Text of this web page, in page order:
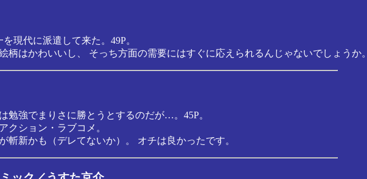
現代に派遣して来た。49P。
はかわいいし、 そっち方面の需要にはすぐに応えられるんじゃないでしょうか。
勉強でまりさに勝とうとするのだが…。45P。
クション・ラブコメ。
新かも（デレてないか）。 オチは良かったです。